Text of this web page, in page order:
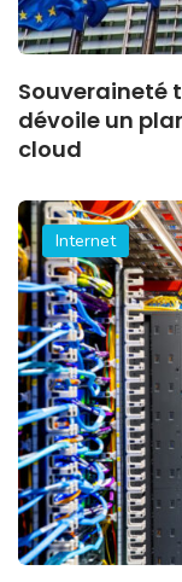
Souveraineté
dévoile un
cloud
Internet